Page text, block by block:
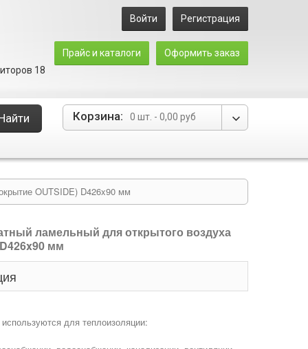
Войти Регистрация
Прайс и каталоги
Оформить заказ
18
Корзина: 0 шт. - 0,00 руб
OUTSIDE) D426x90 мм
ламельный для открытого воздуха
мм
для теплоизоляции: